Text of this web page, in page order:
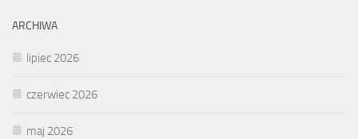
ARCHIWA
lipiec 2026
czerwiec 2026
maj 2026